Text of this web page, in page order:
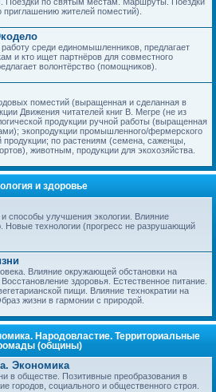
жителей поместий).
среди единомышленников, предлагает
и кто ищет партнёров для совместного
волонтёрство (помощников).
поместий (выращенная и сделанная в
Движения читателей книг В. Мегре (не из
продукции ручной работы (выращенная
экопродукции промышленного/фермерского
продукции; по растениям (семена, саженцы,
животным, продукции для экохозяйства.
и здоровье
и способы улучшения экологии. Влияние
Новые технологии (прогресс не разрушающий
Влияние окружающей обстановки на
здоровья. Естественное питание.
пищи. Влияние технократии на
жизни в гармонии с природой.
Народовластие. Территориальные
(общины)
Экономика
в обществе. Позитивные преобразования в
городов, социального и общественного строя.